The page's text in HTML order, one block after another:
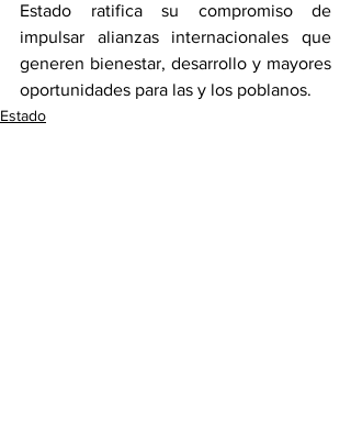
Estado ratifica su compromiso de
impulsar alianzas internacionales que
generen bienestar, desarrollo y mayores
oportunidades para las y los poblanos.
Estado